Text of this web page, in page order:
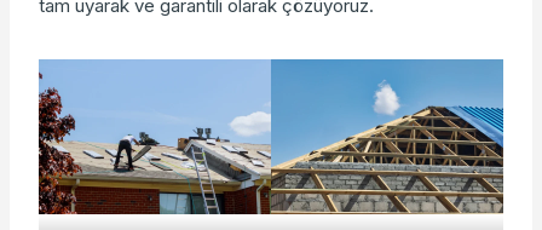
tam uyarak ve garantili olarak çözüyoruz.